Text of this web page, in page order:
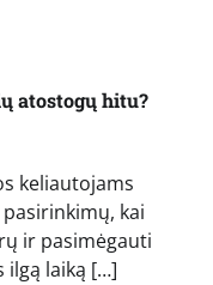
atostogų hitu?
keliautojams
kai
ir pasimėgauti
ilgą laiką […]